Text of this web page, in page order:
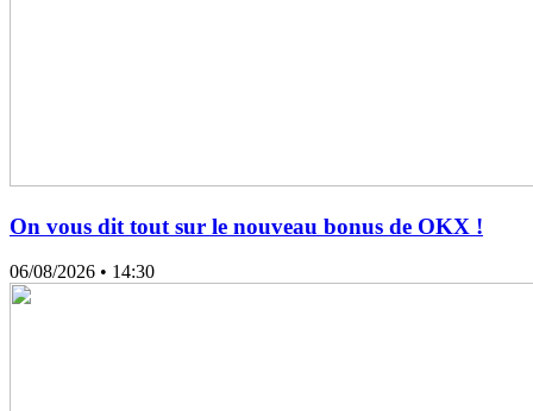
On vous dit tout sur le nouveau bonus de OKX !
06/08/2026 • 14:30